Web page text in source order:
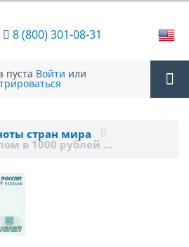
8 (800) 301-08-31
пуста Войти или
стран мира
в 1000 рублей …